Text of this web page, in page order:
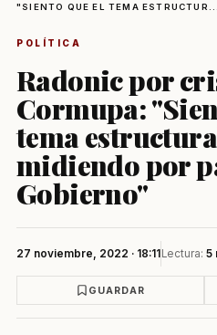
"SIENTO QUE EL TEMA ESTRUCTUR...
POLÍTICA
Radonic por
Cormupa:
tema
midiendo por
Gobierno"
27 noviembre, 2022 · 18:11Lectura: 5
GUARDAR